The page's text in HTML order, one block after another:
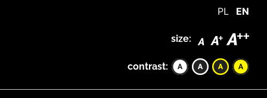
PL EN
size:
contrast: